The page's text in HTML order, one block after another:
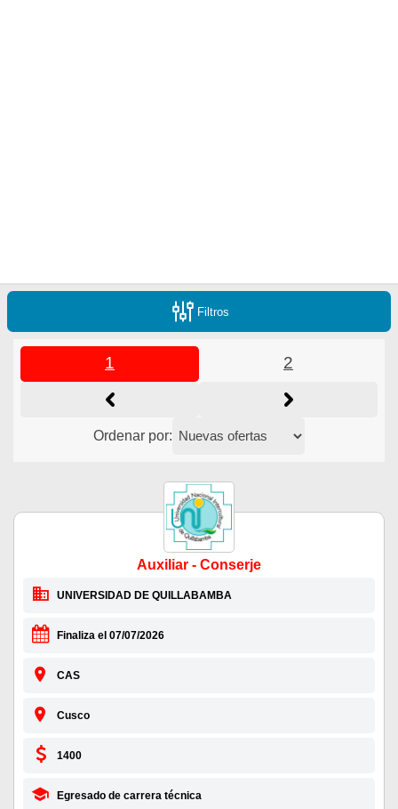
Filtros
1 2
Ordenar por:
Auxiliar - Conserje
UNIVERSIDAD DE QUILLABAMBA
Finaliza el 07/07/2026
CAS
Cusco
1400
Egresado de carrera técnica